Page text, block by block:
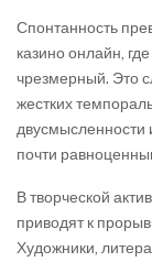
Спонтанность
казино онлайн,
чрезмерный. Это
жестких
двусмысленности
почти
В творческой
приводят к
Художники,